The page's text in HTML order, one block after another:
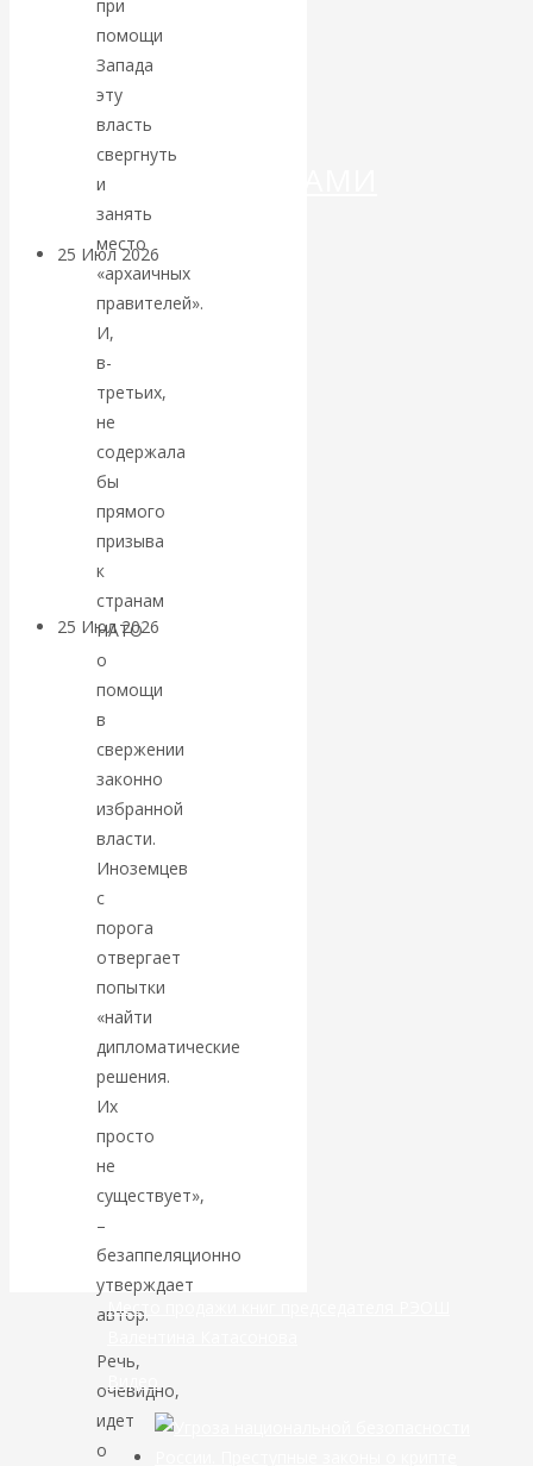
ДЕНЕГ»: КИТАЙ
ВЕДЁТ БОРЬБУ
КРИПТОВАЛЮТАМИ
25 Июл 2026
Валентин
КАтасонов.
Может ли
Америка
покинуть НАТО?
25 Июл 2026
интервью и беседы
«Об этом
молчат»:
экономист
Валентин
Катасонов
считает, что
кризис в
банковской
сфере России
уже начался
при
помощи
Запада
эту
власть
свергнуть
и
занять
место
«архаичных
правителей».
И,
в-
третьих,
не
содержала
бы
прямого
призыва
к
странам
НАТО
о
помощи
в
свержении
законно
избранной
власти.
Иноземцев
с
порога
отвергает
попытки
«найти
дипломатические
решения.
Их
просто
не
существует»,
–
безаппеляционно
утверждает
автор.
Речь,
очевидно,
идет
о
Место продажи книг председателя РЭОШ